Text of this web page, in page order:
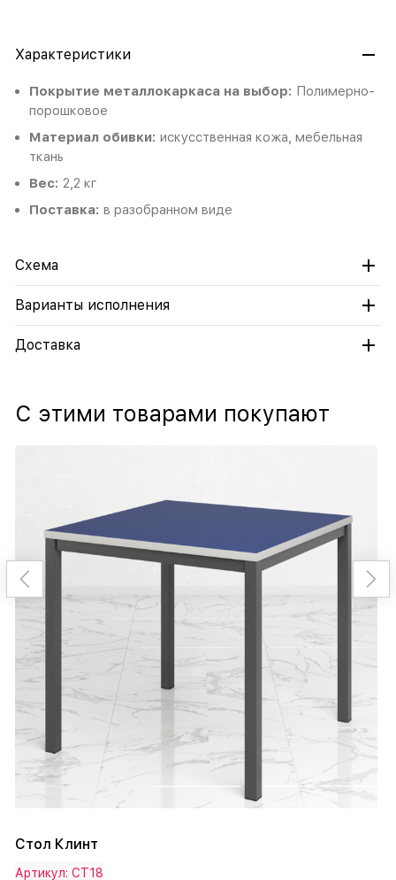
Характеристики
Покрытие металлокаркаса на выбор: Полимерно-
порошковое
Материал обивки: искусственная кожа, мебельная
ткань
Вес: 2,2 кг
Поставка: в разобранном виде
Схема
Варианты исполнения
Доставка
С этими товарами покупают
Стол Клинт
Артикул: СТ18